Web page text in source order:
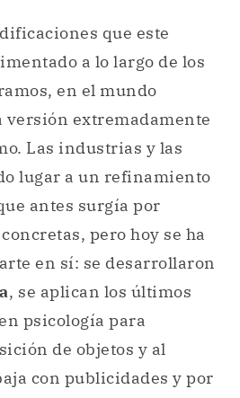
que este
a lo largo de los
en el mundo
versión extremadamente
Las industrias y las
lugar a un refinamiento
antes surgía por
pero hoy se ha
en sí: se desarrollaron
, se aplican los últimos
psicología para
de objetos y al
con publicidades y por